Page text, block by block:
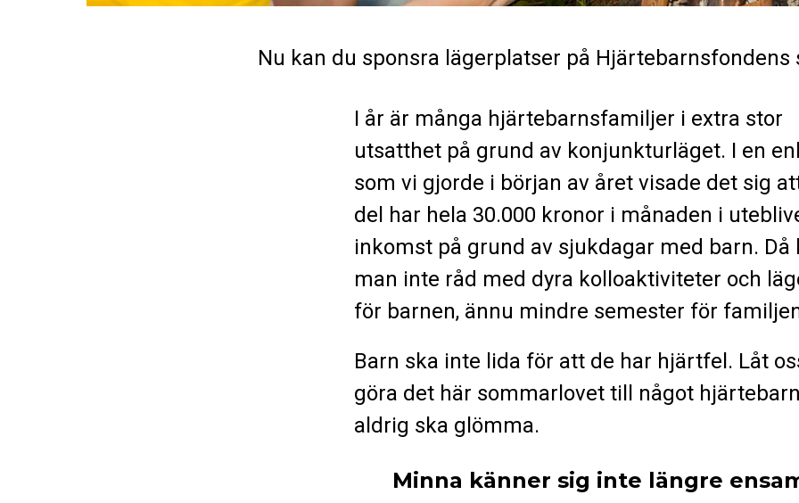
Nu kan du sponsra lägerplatser på
I år är många hjärtebarnsfamiljer i extra stor
utsatthet på grund av konjunkturläget. I en
som vi gjorde i början av året visade det sig
del har hela 30.000 kronor i månaden i
inkomst på grund av sjukdagar med barn. Då
man inte råd med dyra kolloaktiviteter och
för barnen, ännu mindre semester för
Barn ska inte lida för att de har hjärtfel. Låt
göra det här sommarlovet till något
aldrig ska glömma.
Minna känner sig inte längre